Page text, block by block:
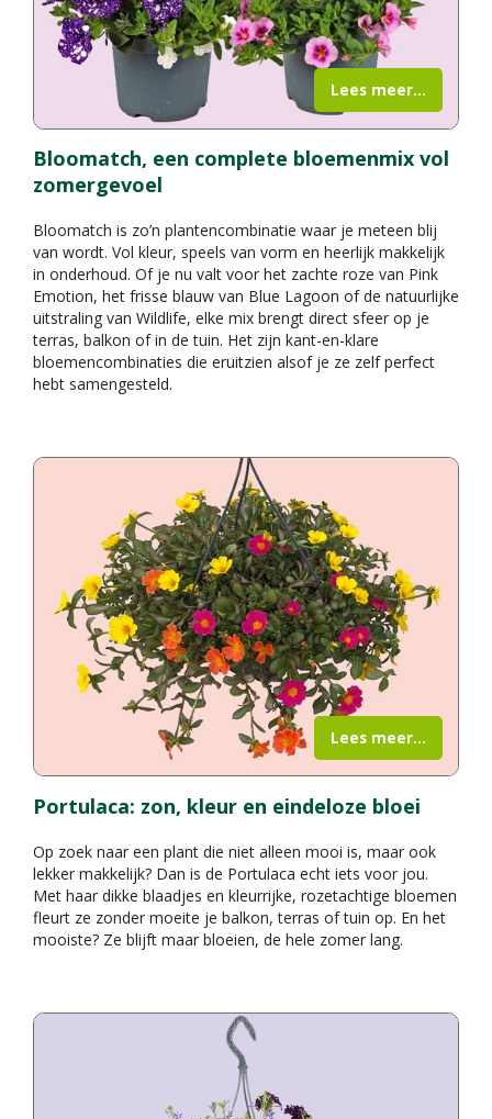
Bloomatch, een complete bloemenmix vol
zomergevoel
Bloomatch is zo’n plantencombinatie waar je meteen blij
van wordt. Vol kleur, speels van vorm en heerlijk makkelijk
in onderhoud. Of je nu valt voor het zachte roze van Pink
Emotion, het frisse blauw van Blue Lagoon of de natuurlijke
uitstraling van Wildlife, elke mix brengt direct sfeer op je
terras, balkon of in de tuin. Het zijn kant-en-klare
bloemencombinaties die eruitzien alsof je ze zelf perfect
hebt samengesteld.
Lees meer...
Portulaca: zon, kleur en eindeloze bloei
Op zoek naar een plant die niet alleen mooi is, maar ook
lekker makkelijk? Dan is de Portulaca echt iets voor jou.
Met haar dikke blaadjes en kleurrijke, rozetachtige bloemen
fleurt ze zonder moeite je balkon, terras of tuin op. En het
mooiste? Ze blijft maar bloeien, de hele zomer lang.
Lees meer...